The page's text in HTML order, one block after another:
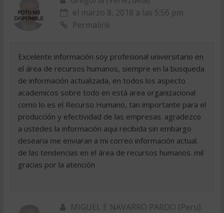
el marzo 8, 2018 a las 5:56 pm
Permalink
Excelente información soy profesional universitario en
el área de recursos humanos, siempre en la busqueda
de información actualizada, en todos los aspecto
academicos sobre todo en está area organizacional
como lo es el Recurso Humano, tan importante para el
producción y efectividad de las empresas. agradezco
a ustedes la información aqui recibida sin embargo
desearia me enviaran a mi correo información actual.
de las tendencias en el área de recursos humanos. mil
gracias por la atención
MIGUEL E NAVARRO PARDO (Peru)